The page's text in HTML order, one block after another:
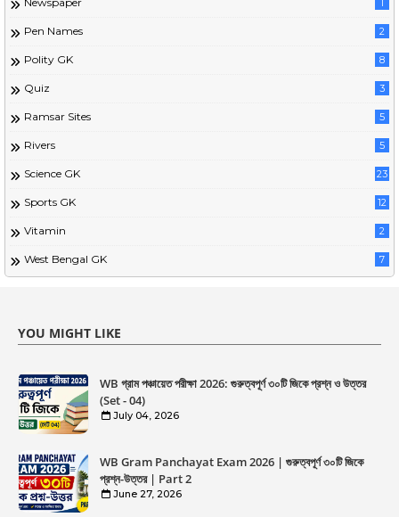
1
Pen Names 2
Polity GK 8
Quiz 3
Ramsar Sites 5
Rivers 5
Science GK 23
Sports GK 12
Vitamin 2
West Bengal GK 7
YOU MIGHT LIKE
WB গ্রাম পঞ্চায়েত পরীক্ষা 2026: গুরুত্বপূর্ণ ৩০টি জিকে প্রশ্ন ও উত্তর
(Set - 04)
July 04, 2026
WB Gram Panchayat Exam 2026 | গুরুত্বপূর্ণ ৩০টি জিকে
প্রশ্ন-উত্তর | Part 2
June 27, 2026